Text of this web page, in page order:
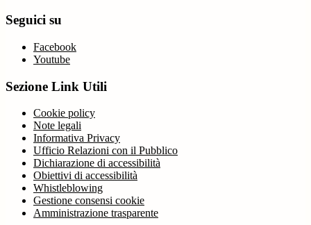
Seguici su
Facebook
Youtube
Sezione Link Utili
Cookie policy
Note legali
Informativa Privacy
Ufficio Relazioni con il Pubblico
Dichiarazione di accessibilità
Obiettivi di accessibilità
Whistleblowing
Gestione consensi cookie
Amministrazione trasparente